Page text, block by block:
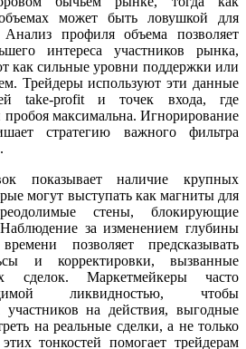
может быть ловушкой для
профиля объема позволяет
интереса участников рынка,
как сильные уровни поддержки или
Трейдеры используют эти данные
take-profit и точек входа, где
пробоя максимальна. Игнорирование
стратегию важного фильтра
показывает наличие крупных
могут выступать как магниты для
стены, блокирующие
за изменением глубины
позволяет предсказывать
и корректировки, вызванные
сделок. Маркетмейкеры часто
ликвидностью, чтобы
участников на действия, выгодные
на реальные сделки, а не только
тонкостей помогает трейдерам